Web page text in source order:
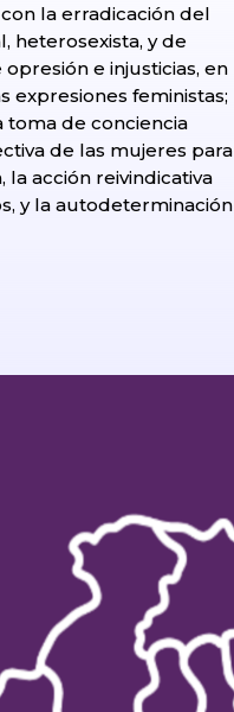
la erradicación del
heterosexista, y de
e injusticias, en
expresiones feministas;
toma de conciencia
de las mujeres para
la acción reivindicativa
y la autodeterminación